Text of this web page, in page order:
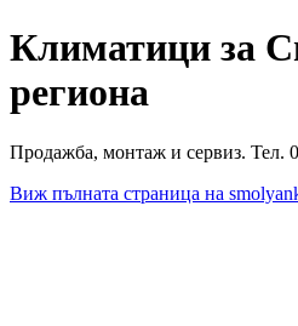
Климатици за
региона
Продажба, монтаж и сервиз. Тел.
Виж пълната страница на